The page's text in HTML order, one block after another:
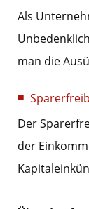
Als
man die
Der
der